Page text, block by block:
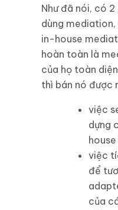
Như đã nói, có
dùng
in-house
hoàn toàn là
của họ toàn
thì bán nó được
việc
dựng
việc
để
của